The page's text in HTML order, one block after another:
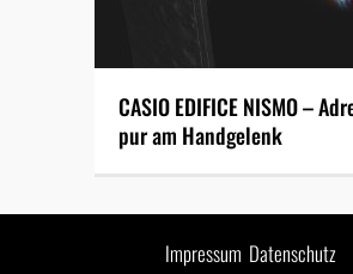
CASIO EDIFICE NISMO –
pur am Handgelenk
Impressum Datenschutz